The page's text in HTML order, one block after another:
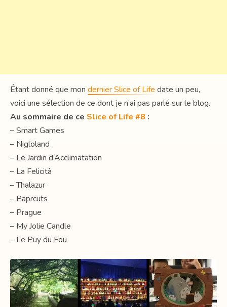
Étant donné que mon dernier Slice of Life date un peu,
voici une sélection de ce dont je n’ai pas parlé sur le blog.
Au sommaire de ce Slice of Life #8 :
– Smart Games
– Nigloland
– Le Jardin d’Acclimatation
– La Felicità
– Thalazur
– Paprcuts
– Prague
– My Jolie Candle
– Le Puy du Fou